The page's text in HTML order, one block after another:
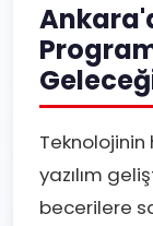
Teknolojinin
yazılım
becerilere